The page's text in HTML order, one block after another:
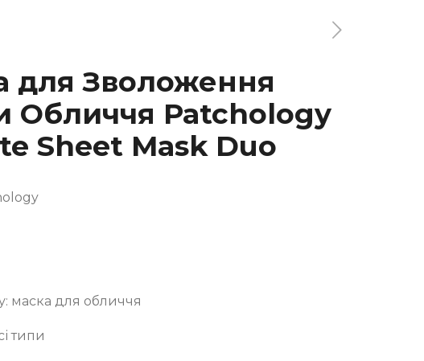
для Зволоження
Обличчя Patchology
Sheet Mask Duo
маска для обличчя
типи